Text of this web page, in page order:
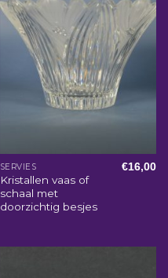
SERVIES
Kristallen vaas of
schaal met
doorzichtig besjes
€16,00